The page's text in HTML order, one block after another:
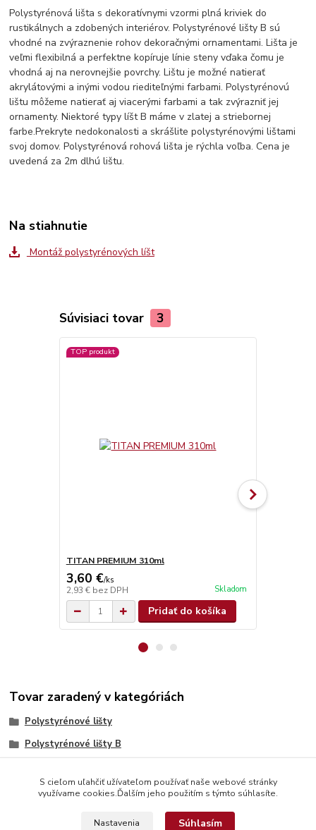
Polystyrénová lišta s dekoratívnymi vzormi plná kriviek do
rustikálnych a zdobených interiérov. Polystyrénové lišty B sú
vhodné na zvýraznenie rohov dekoračnými ornamentami. Lišta je
veľmi flexibilná a perfektne kopíruje línie steny vďaka čomu je
vhodná aj na nerovnejšie povrchy. Lištu je možné natierať
akrylátovými a inými vodou riediteľnými farbami. Polystyrénovú
lištu môžeme natierať aj viacerými farbami a tak zvýrazniť jej
ornamenty. Niektoré typy líšt B máme v zlatej a striebornej
farbe.Prekryte nedokonalosti a skrášlite polystyrénovými lištami
svoj domov. Polystyrénová rohová lišta je rýchla voľba. Cena je
uvedená za 2m dlhú lištu.
Na stiahnutie
Montáž polystyrénových líšt
Súvisiaci tovar 3
TOP produkt
TITAN PREMIUM 310ml
3,60 €/ks
2,93 € bez DPH Skladom
Pridať do košíka
Tovar zaradený v kategóriách
Polystyrénové lišty
Polystyrénové lišty B
S cieľom uľahčiť užívateľom používať naše webové stránky
využívame cookies.Ďalším jeho použitím s týmto súhlasíte.
Nastavenia Súhlasím